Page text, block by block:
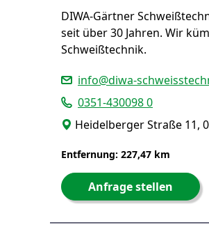
DIWA-Gärtner
seit über 30 Jahren. Wir
Schweißtechnik.
info@diwa-
0351-430098 0
Heidelberger Straße 11,
Entfernung: 227,47 km
Anfrage stellen